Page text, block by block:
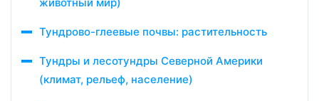
Тундрово-глеевые почвы: растительность
Тундры и лесотундры Северной Америки
(климат, рельеф, население)